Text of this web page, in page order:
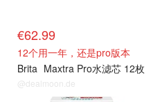
€62.99
12个用一年，还是pro版本
Brita Maxtra Pro水滤芯 12枚
@dealmoon.de